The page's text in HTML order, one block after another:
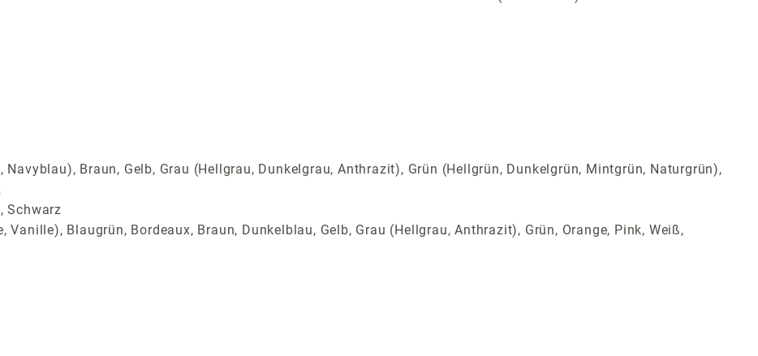
Braun, Gelb, Grau (Hellgrau, Dunkelgrau, Anthrazit), Grün (Hellgrün, Dunkelgrün, Mintgrün, Naturgrün),
Schwarz
Vanille), Blaugrün, Bordeaux, Braun, Dunkelblau, Gelb, Grau (Hellgrau, Anthrazit), Grün, Orange, Pink, Weiß,